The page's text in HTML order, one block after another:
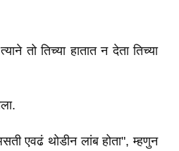
तो तिच्या हातात न देता तिच्या
एवढं थोडीन लांब होता", म्हणुन